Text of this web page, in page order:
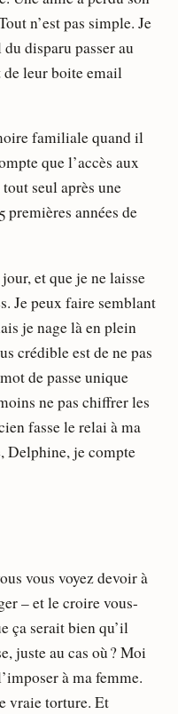
n’est pas simple. Je
disparu passer au
de leur boite email
familiale quand il
que l’accès aux
seul après une
premières années de
et que je ne laisse
Je peux faire semblant
je nage là en plein
crédible est de ne pas
de passe unique
ne pas chiffrer les
fasse le relai à ma
Delphine, je compte
vous voyez devoir à
– et le croire vous-
ça serait bien qu’il
juste au cas où ? Moi
à ma femme.
vraie torture. Et